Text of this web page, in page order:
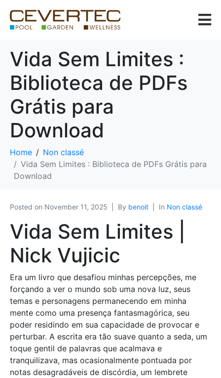
Vida Sem Limites :
Biblioteca de PDFs
Grátis para
Download
Home
Non classé
Vida Sem Limites : Biblioteca de PDFs Grátis para
Download
Posted on November 11, 2025 By benoit In Non classé
Vida Sem Limites |
Nick Vujicic
Era um livro que desafiou minhas percepções, me
forçando a ver o mundo sob uma nova luz, seus
temas e personagens permanecendo em minha
mente como uma presença fantasmagórica, seu
poder residindo em sua capacidade de provocar e
perturbar. A escrita era tão suave quanto a seda, um
toque gentil de palavras que acalmava e
tranquilizava, mas ocasionalmente pontuada por
notas desagradáveis de discórdia, um lembrete